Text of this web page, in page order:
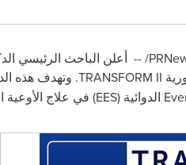
أعلن الباحث الرئيسي
TRANSFORM II
. وتهدف هذه
الدوائية (EES) في علاج